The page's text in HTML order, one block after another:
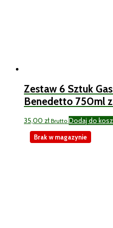
Zestaw 6 Sztuk
Benedetto 750ml z
35,00 zł Brutto Dodaj do
Brak w magazynie